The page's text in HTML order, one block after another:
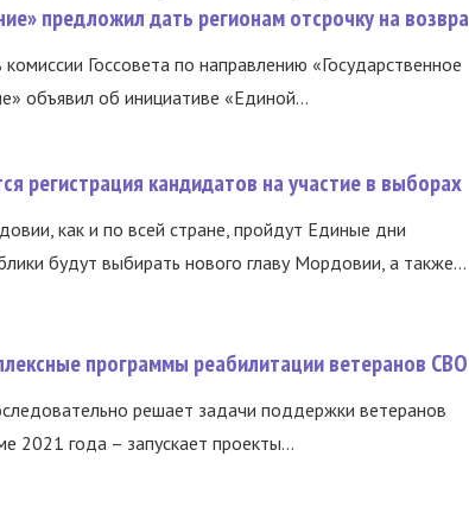
предложил дать регионам отсрочку на возвра
Госсовета по направлению «Государственное
объявил об инициативе «Единой...
регистрация кандидатов на участие в выборах
как и по всей стране, пройдут Единые дни
будут выбирать нового главу Мордовии, а также...
программы реабилитации ветеранов СВО
решает задачи поддержки ветеранов
2021 года – запускает проекты...